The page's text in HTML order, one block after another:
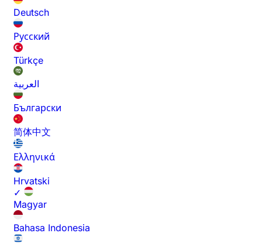
Deutsch
Русский
Türkçe
العربية
Български
简体中文
Ελληνικά
Hrvatski
✓
Magyar
Bahasa Indonesia